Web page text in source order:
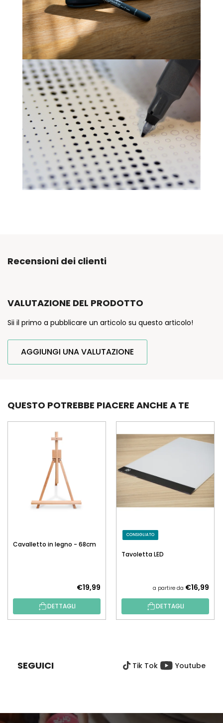
Recensioni dei clienti
VALUTAZIONE DEL PRODOTTO
Sii il primo a pubblicare un articolo su questo articolo!
AGGIUNGI UNA VALUTAZIONE
QUESTO POTREBBE PIACERE ANCHE A TE
Cavalletto in legno - 68cm
€19,99
DETTAGLI
CONSIGLIATO
Tavoletta LED
a partire da €16,99
DETTAGLI
G
SEGUICI Tik Tok Youtube